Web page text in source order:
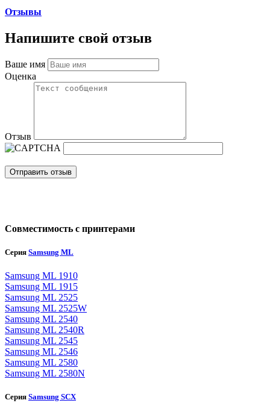
Отзывы
Напишите свой отзыв
Ваше имя
Оценка
Отзыв
Отправить отзыв
Совместимость с принтерами
Серия Samsung ML
Samsung ML 1910
Samsung ML 1915
Samsung ML 2525
Samsung ML 2525W
Samsung ML 2540
Samsung ML 2540R
Samsung ML 2545
Samsung ML 2546
Samsung ML 2580
Samsung ML 2580N
Серия Samsung SCX